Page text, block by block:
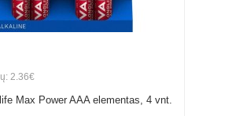
2.36€
Max Power AAA elementas, 4 vnt.